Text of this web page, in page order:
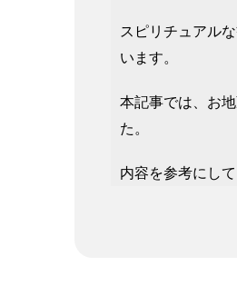
スピリチュアル
います。
本記事では、お
た。
内容を参考にし